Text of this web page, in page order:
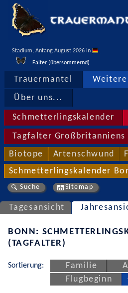
Stadium, Anfang August 2026 in
Falter (übersommernd)
Trauermantel
Über uns...
Schmetterlingskalender
Tagfalter Großbritanniens
Biotope Artenschwund
Schmetterlingskalender
Suche Sitemap
Tagesansicht
BONN:
(TAGFALTER)
Sortierung: Familie
Flugbeginn